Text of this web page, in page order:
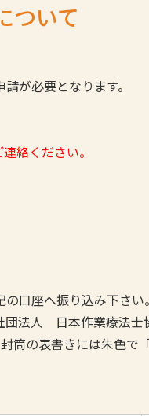
ついて
が必要となります。
絡ください。
口座へ振り込み下さい。
法人 日本作業療法士
の表書きには朱色で